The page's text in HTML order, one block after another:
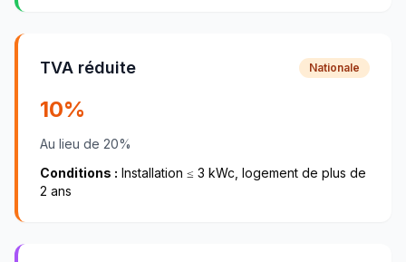
TVA réduite Nationale
10%
Au lieu de 20%
Conditions : Installation ≤ 3 kWc, logement de plus de
2 ans